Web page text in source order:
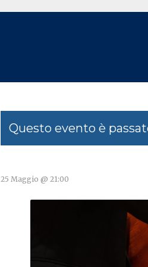
Questo evento è
25 Maggio @ 21:00